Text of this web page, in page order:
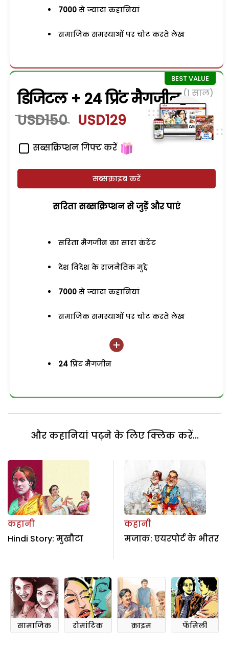
7000 से ज्यादा कहानियां
समाजिक समस्याओं पर चोट करते लेख
डिजिटल + 24 प्रिंट मैगजीन (1 साल)
USD150 USD129
सब्सक्रिप्शन गिफ्ट करें
सब्सक्राइब करें
सरिता सब्सक्रिप्शन से जुड़ेें और पाएं
सरिता मैगजीन का सारा कंटेंट
देश विदेश के राजनैतिक मुद्दे
7000 से ज्यादा कहानियां
समाजिक समस्याओं पर चोट करते लेख
24 प्रिंट मैगजीन
और कहानियां पढ़ने के लिए क्लिक करें...
कहानी
Hindi Story: मुखौटा
कहानी
मजाक: एयरपोर्ट के भीतर
सामाजिक रोमांटिक क्राइम फॅमिली